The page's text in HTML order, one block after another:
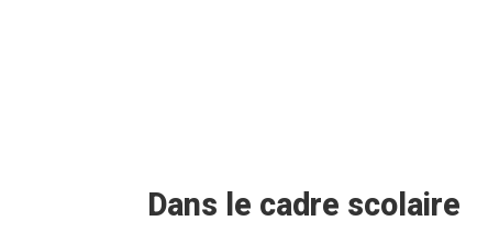
Dans le cadre scolaire